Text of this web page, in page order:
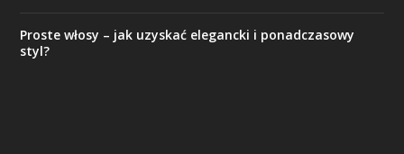
Proste włosy – jak uzyskać elegancki i ponadczasowy
styl?